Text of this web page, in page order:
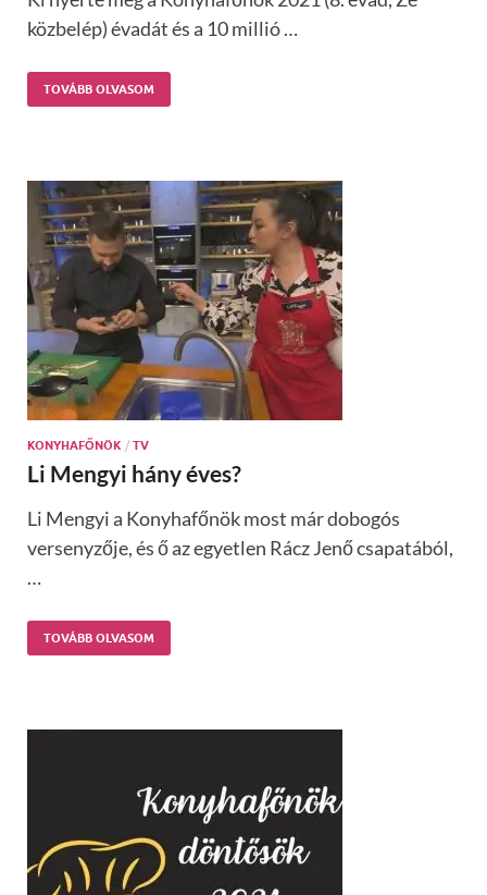
közbelép) évadát és a 10 millió …
TOVÁBB OLVASOM
KONYHAFŐNÖK / TV
Li Mengyi hány éves?
Li Mengyi a Konyhafőnök most már dobogós
versenyzője, és ő az egyetlen Rácz Jenő csapatából,
…
TOVÁBB OLVASOM